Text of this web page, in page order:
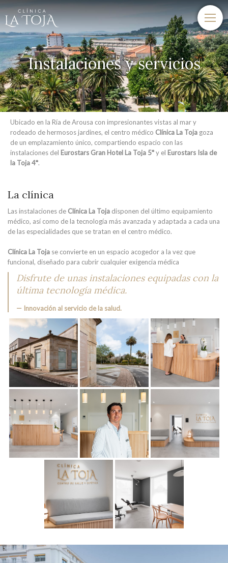
Instalaciones y servicios
Ubicado en la Ría de Arousa con impresionantes vistas al mar y
rodeado de hermosos jardines, el centro médico Clínica La Toja goza
de un emplazamiento único, compartiendo espacio con las
instalaciones del Eurostars Gran Hotel La Toja 5*y el Eurostars Isla de
la Toja 4*.
La clínica
Las instalaciones de Clínica La Toja disponen del último equipamiento
médico, así como de la tecnología más avanzada y adaptada a cada una
de las especialidades que se tratan en el centro médico.
Clínica La Toja se convierte en un espacio acogedor a la vez que
funcional, diseñado para cubrir cualquier exigencia médica
Disfrute de unas instalaciones equipadas con la
última tecnología médica.
Innovación al servicio de la salud.